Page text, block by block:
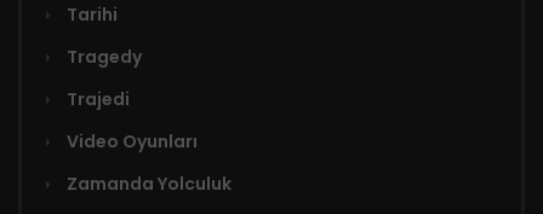
Tarihi
Tragedy
Trajedi
Video Oyunları
Zamanda Yolculuk